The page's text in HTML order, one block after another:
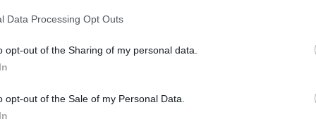
Data Processing Opt Outs
opt-out of the Sharing of my personal data.
opt-out of the Sale of my Personal Data.
w ramach 3. kolejki PKO Bank Polski Ekstraklasy. Początek
Krygiera zaplanowano na godzinę 17:30. Motor wciąż...
Karabachu. Zdecydował szybki gol